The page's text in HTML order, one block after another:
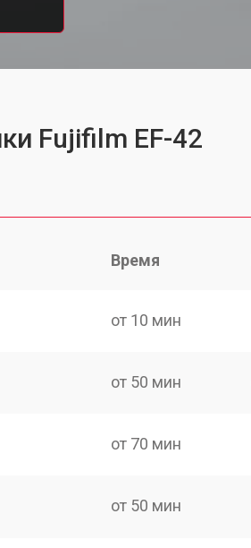
Fujifilm EF-42
Время
от 10 мин
от 50 мин
от 70 мин
от 50 мин